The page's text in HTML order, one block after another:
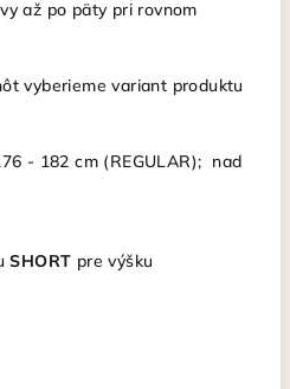
až po päty pri rovnom
vyberieme variant produktu
- 182 cm (REGULAR); nad
SHORT pre výšku